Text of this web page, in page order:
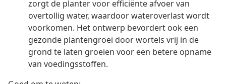
zorgt de planter voor efficiënte afvoer van
overtollig water, waardoor wateroverlast wordt
voorkomen. Het ontwerp bevordert ook een
gezonde plantengroei door wortels vrij in de
grond te laten groeien voor een betere opname
van voedingsstoffen.